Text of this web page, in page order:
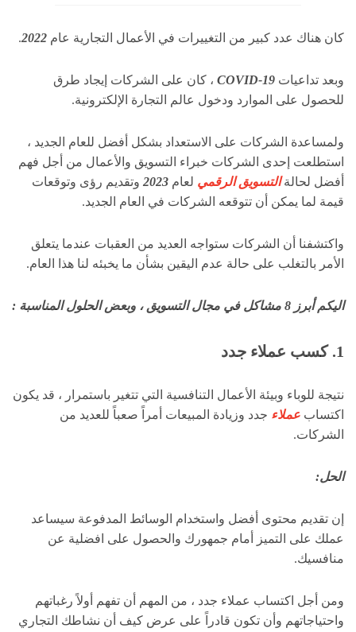
كان هناك عدد كبير من التغييرات في الأعمال التجارية عام 2022
.
وبعد تداعيات COVID-19 ، كان على الشركات إيجاد طرق
للحصول على الموارد ودخول عالم التجارة الإلكترونية.
ولمساعدة الشركات على الاستعداد بشكل أفضل للعام الجديد ،
استطلعت إحدى الشركات خبراء التسويق والأعمال من أجل فهم
أفضل لحالةالتسويق الرقمي لعام 2023 وتقديم رؤى وتوقعات
قيمة لما يمكن أن تتوقعه الشركات في العام الجديد.
واكتشفنا أن الشركات ستواجه العديد من العقبات عندما يتعلق
الأمر بالتغلب على حالة عدم اليقين بشأن ما يخبئه لنا هذا العام.
اليكم أبرز 8 مشاكل في مجال التسويق ، وبعض الحلول المناسبة :
1. كسب عملاء جدد
نتيجة للوباء وبيئة الأعمال التنافسية التي تتغير باستمرار ، قد يكون
اكتساب عملاء جدد وزيادة المبيعات أمراً صعباً للعديد من
الشركات.
الحل:
إن تقديم محتوى أفضل واستخدام الوسائط المدفوعة سيساعد
عملك على التميز أمام جمهورك والحصول على افضلية عن
منافسيك.
ومن أجل اكتساب عملاء جدد ، من المهم أن تفهم أولاً رغباتهم
واحتياجاتهم وأن تكون قادراً على عرض كيف أن نشاطك التجاري